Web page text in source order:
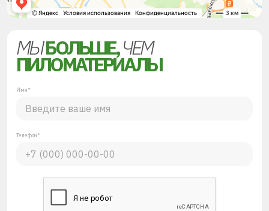
МЫБОЛЬШЕ,ЧЕМ
ПИЛОМАТЕРИАЛЫ
Имя*
Телефон*